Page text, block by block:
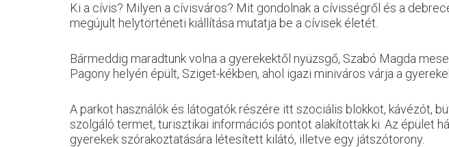
Ki a cívis? Milyen a cívisváros? Mit gondolnak a cívisségről és a
megújult helytörténeti kiállítása mutatja be a cívisek életét.
Bármeddig maradtunk volna a gyerekektől nyüzsgő, Szabó Magda
Pagony helyén épült, Sziget-kékben, ahol igazi miniváros várja a
A parkot használók és látogatók részére itt szociális blokkot, kávézót,
szolgáló termet, turisztikai információs pontot alakítottak ki. Az épület
gyerekek szórakoztatására létesített kilátó, illetve egy játszótorony.